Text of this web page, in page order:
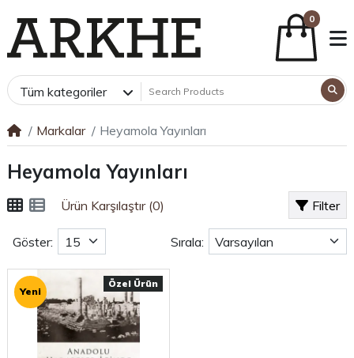
0
Tüm kategoriler
Markalar Heyamola Yayınları
Heyamola Yayınları
Filter
Ürün Karşılaştır (0)
Göster: Sırala:
Özel Ürün
Yeni